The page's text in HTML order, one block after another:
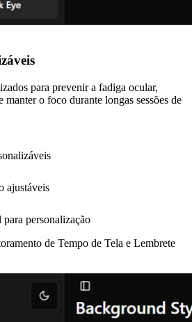
para prevenir a fadiga ocular,
o foco durante longas sessões de
ajustáveis
personalização
de Tempo de Tela e Lembrete